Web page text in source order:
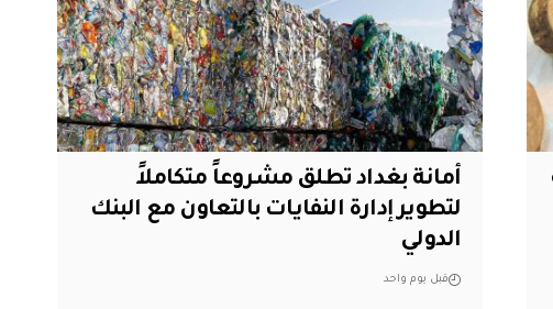
أمانة بغداد تطلق مشروعاً متكاملاً
لتطوير إدارة النفايات بالتعاون مع البنك
الدولي
قبل يوم واحد